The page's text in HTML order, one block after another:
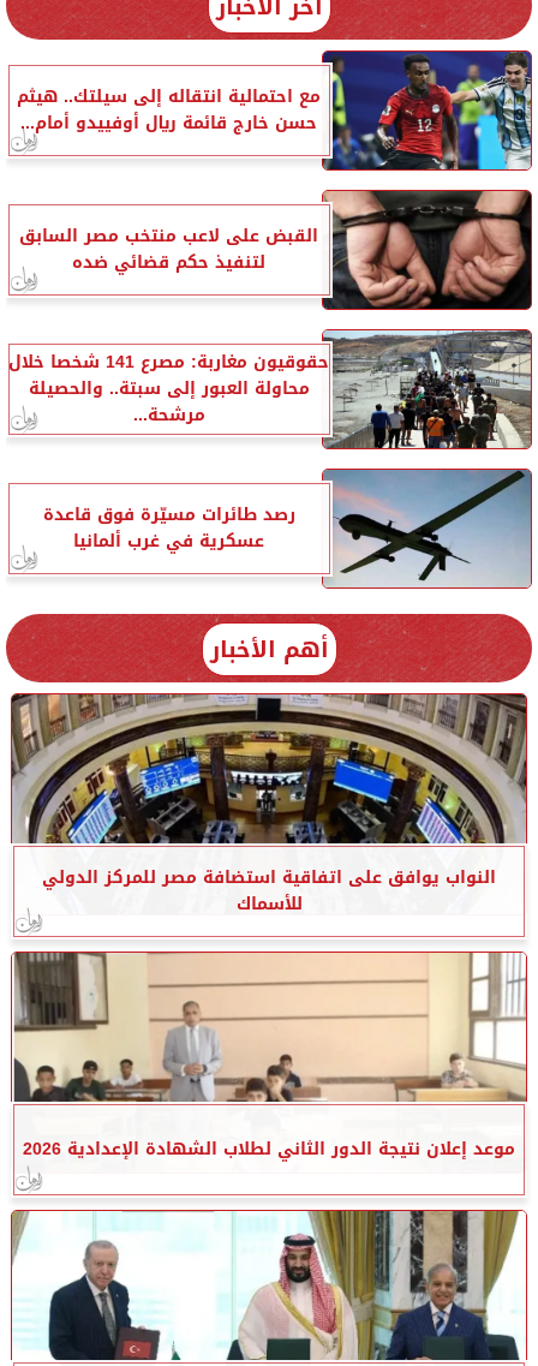
مع احتمالية انتقاله إلى سيلتك.. هيثم
حسن خارج قائمة ريال أوفييدو أمام...
القبض على لاعب منتخب مصر السابق
لتنفيذ حكم قضائي ضده
حقوقيون مغاربة: مصرع 141 شخصا خلال
محاولة العبور إلى سبتة.. والحصيلة
مرشحة...
رصد طائرات مسيّرة فوق قاعدة
عسكرية في غرب ألمانيا
أهم الأخبار
النواب يوافق على اتفاقية استضافة مصر للمركز الدولي
للأسماك
موعد إعلان نتيجة الدور الثاني لطلاب الشهادة الإعدادية 2026